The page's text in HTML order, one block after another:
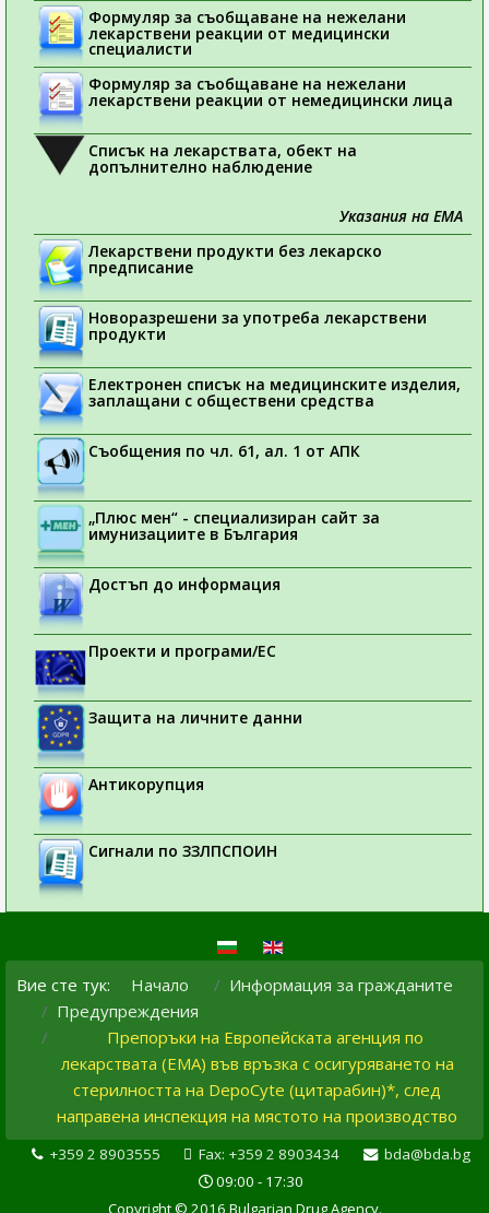
Формуляр за съобщаване на нежелани
лекарствени реакции от медицински
специалисти
Формуляр за съобщаване на нежелани
лекарствени реакции от немедицински лица
Списък на лекарствата, обект на
допълнително наблюдение
Указания на ЕМА
Лекарствени продукти без лекарско
предписание
Новоразрешени за употреба лекарствени
продукти
Електронен списък на медицинските изделия,
заплащани с обществени средства
Съобщения по чл. 61, ал. 1 от АПК
„Плюс мен“ - специализиран сайт за
имунизациите в България
Достъп до информация
Проекти и програми/ЕС
Защита на личните данни
Антикорупция
Сигнали по ЗЗЛПСПОИН
Вие сте тук: Начало
Информация за гражданите
Предупреждения
Препоръки на Европейската агенция по
лекарствата (ЕМА) във връзка с осигуряването на
стерилността на DepoCyte (цитарабин)*, след
направена инспекция на мястото на производство
+359 2 8903555 Fax: +359 2 8903434
bda@bda.bg
09:00 - 17:30
Copyright © 2016 Bulgarian Drug Agency.